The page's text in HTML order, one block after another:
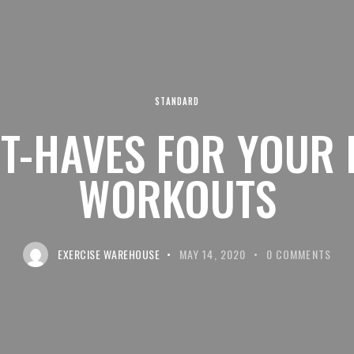
STANDARD
HAVES FOR YOUR
WORKOUTS
EXERCISE WAREHOUSE MAY 14, 2020 0 COMMENTS